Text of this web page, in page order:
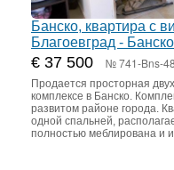
Банско, квартира с
Благоевград - Банско
€ 37 500 № 741-Bns-
Продается просторная
комплексе в Банско.
развитом районе города.
одной спальней,
полностью меблирована и